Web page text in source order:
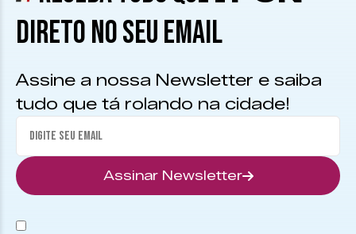
DIRETO NO SEU EMAIL
Assine a nossa Newsletter e saiba
tudo que tá rolando na cidade!
Assinar Newsletter